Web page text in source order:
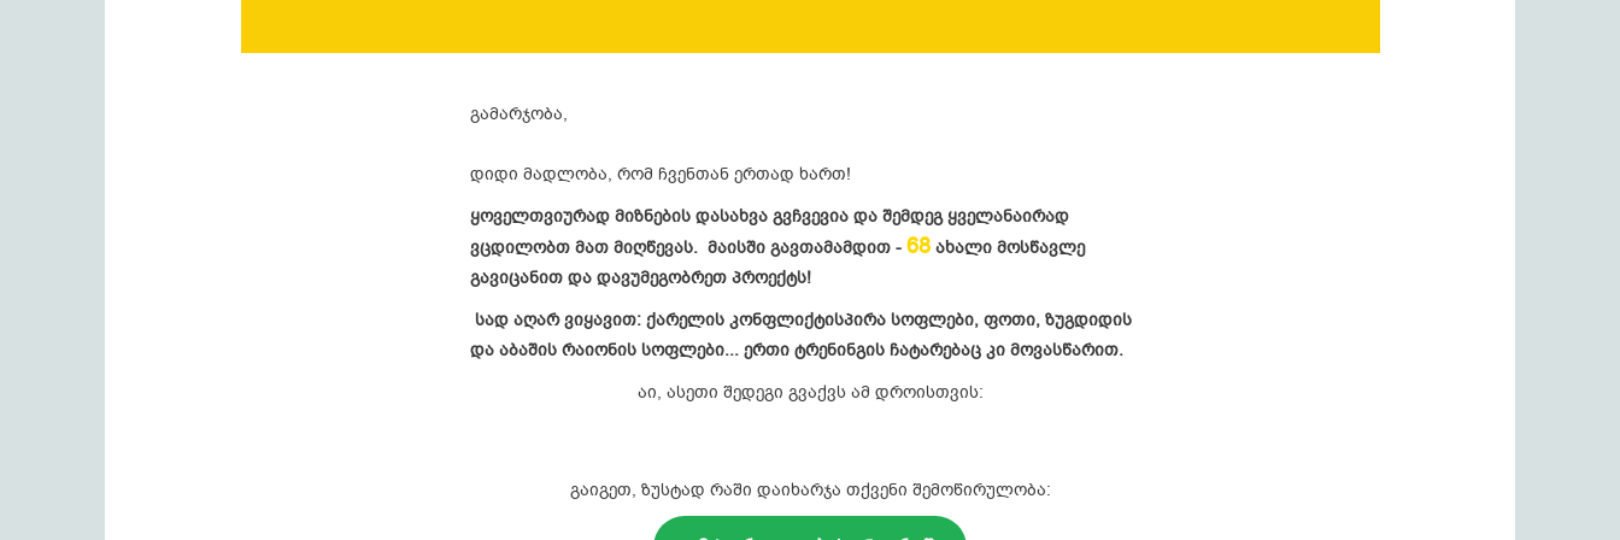
გამარჯობა,
დიდი მადლობა, რომ ჩვენთან ერთად ხართ!
ყოველთვიურად მიზნების დასახვა გვჩვევია და შემდეგ ყველანაირად
ვცდილობთ მათ მიღწევას. მაისში გავთამამდით - 68 ახალი მოსწავლე
გავიცანით და დავუმეგობრეთ პროექტს!
სად აღარ ვიყავით: ქარელის კონფლიქტისპირა სოფლები, ფოთი, ზუგდიდის
და აბაშის რაიონის სოფლები... ერთი ტრენინგის ჩატარებაც კი მოვასწარით.
აი, ასეთი შედეგი გვაქვს ამ დროისთვის:
გაიგეთ, ზუსტად რაში დაიხარჯა თქვენი შემოწირულობა: